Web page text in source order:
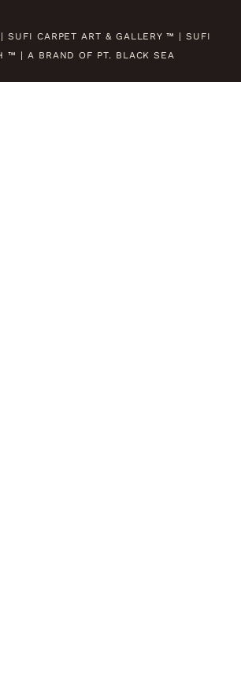
CARPET ART & GALLERY ™ | SUFI
™ | A BRAND OF PT. BLACK SEA